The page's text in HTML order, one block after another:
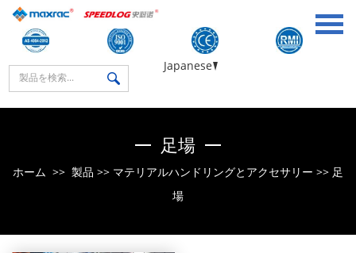
Japanese
足場
ホーム >> 製品 >> マテリアルハンドリングとアクセサリー >> 足
場